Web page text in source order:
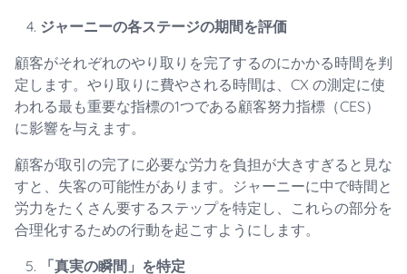
ジャーニーの各ステージの期間を評価
顧客がそれぞれのやり取りを完了するのにかかる時間を判
定します。やり取りに費やされる時間は、CX の測定に使
われる最も重要な指標の1つである顧客努力指標（CES）
に影響を与えます。
顧客が取引の完了に必要な労力を負担が大きすぎると見な
すと、失客の可能性があります。ジャーニーに中で時間と
労力をたくさん要するステップを特定し、これらの部分を
合理化するための行動を起こすようにします。
「真実の瞬間」を特定